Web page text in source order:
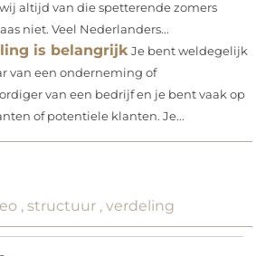
altijd van die spetterende zomers
niet. Veel Nederlanders...
is belangrijk Je bent weldegelijk
van een onderneming of
van een bedrijf en je bent vaak op
of potentiele klanten. Je...
, structuur , verdeling